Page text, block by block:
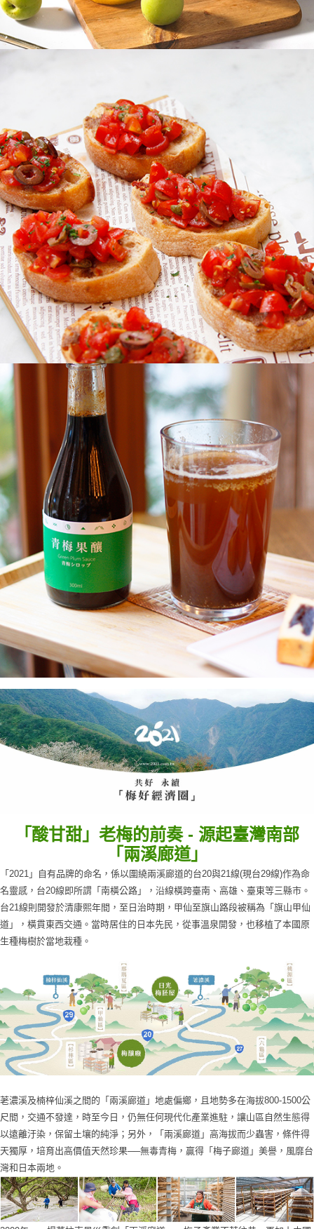
「酸甘甜」老梅的前奏 - 源起臺灣南部
「兩溪廊道 」
「2021」自有品牌的命名，係以圍繞兩溪廊道的台20與21線(現台29線)作為命
名靈感，台20線即所謂「南橫公路」，沿線橫跨臺南、高雄、臺東等三縣市。
台21線則開發於清康熙年間，至日治時期，甲仙至旗山路段被稱為「旗山甲仙
道」，橫貫東西交通。當時居住的日本先民，從事溫泉開發，也移植了本國原
生種梅樹於當地栽種。
荖濃溪及楠梓仙溪之間的「兩溪廊道」地處偏鄉，且地勢多在海拔800-1500公
尺間，交通不發達，時至今日，仍無任何現代化產業進駐，讓山區自然生態得
以遠離汙染，保留土壤的純淨；另外，「兩溪廊道」高海拔而少蟲害，條件得
天獨厚，培育出高價值天然珍果──無毒青梅，贏得「梅子廊道」美譽，風靡台
灣和日本兩地。